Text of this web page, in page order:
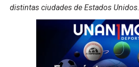
distintas ciudades de Estados Unidos.